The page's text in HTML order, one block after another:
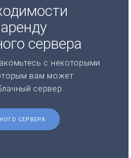
сервера
с некоторыми
вам может
сервер.
СЕРВЕРА